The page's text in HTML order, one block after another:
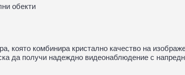
обекти
която комбинира кристално качество на
да получи надеждно видеонаблюдение с